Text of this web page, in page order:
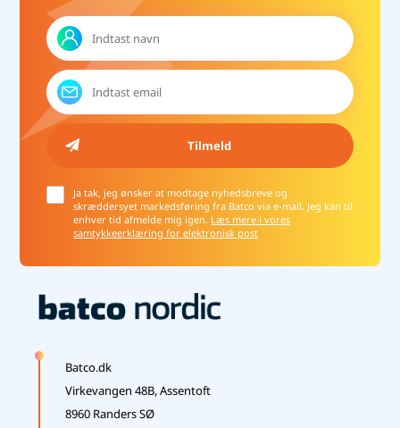
Ja tak, jeg ønsker at modtage nyhedsbreve og
skræddersyet markedsføring fra Batco via e-mail. Jeg kan til
enhver tid afmelde mig igen. Læs mere i vores
samtykkeerklæring for elektronisk post
Batco.dk
Virkevangen 48B, Assentoft
8960 Randers SØ